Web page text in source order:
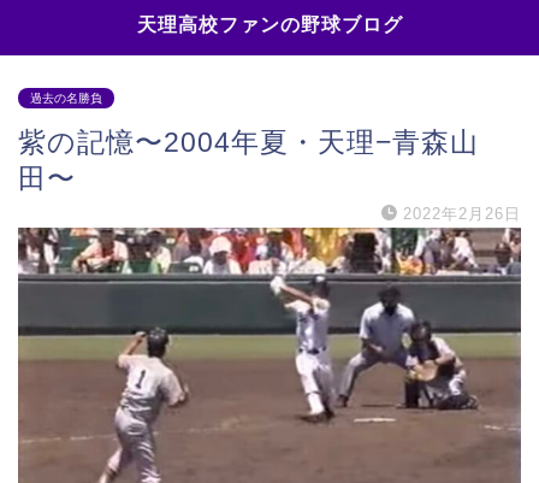
天理高校ファンの野球ブログ
過去の名勝負
紫の記憶〜2004年夏・天理−青森山
田〜
2022年2月26日